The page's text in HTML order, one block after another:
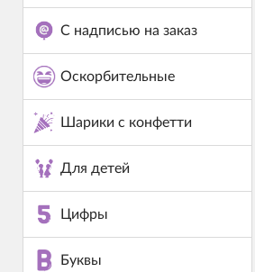
С надписью на заказ
Оскорбительные
Шарики с конфетти
Для детей
Цифры
Буквы